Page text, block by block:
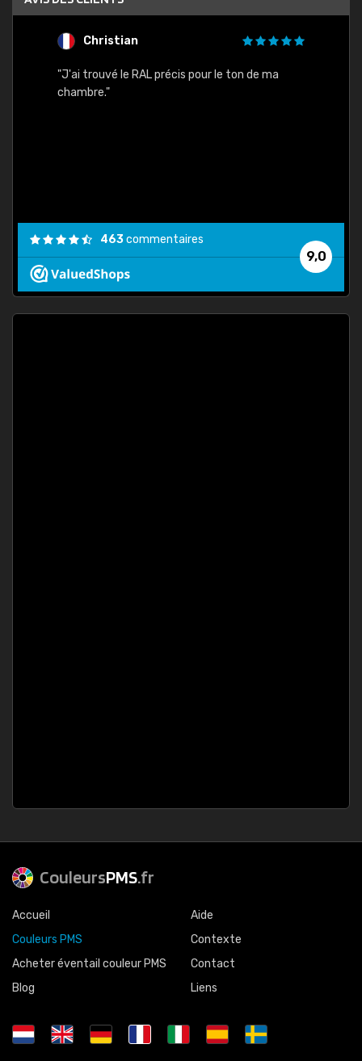
Christian
"J'ai trouvé le RAL précis pour le ton de ma
chambre."
9,0
463commentaires
CouleursPMS.fr
Accueil
Couleurs PMS
Acheter éventail couleur PMS
Blog
Aide
Contexte
Contact
Liens